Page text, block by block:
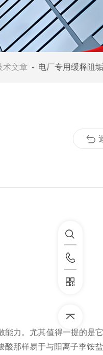
术文章 - 电厂专用缓释阻
力。尤其值得一提的是
酸那样易于与阳离子季铵